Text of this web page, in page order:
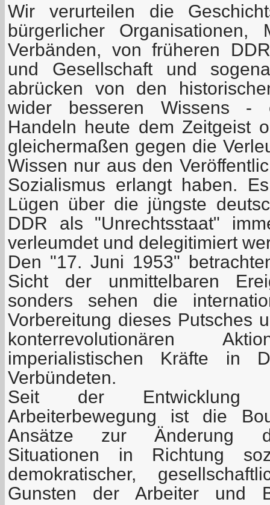
Wir verurteilen die
bürgerlicher Organisationen,
Verbänden, von früheren
und Gesellschaft und
abrücken von den
wider besseren Wissens -
Handeln heute dem Zeitgeist
gleichermaßen gegen die
Wissen nur aus den
Sozialismus erlangt haben.
Lügen über die jüngste
DDR als "Unrechtsstaat"
verleumdet und delegitimiert
Den "17. Juni 1953"
Sicht der unmittelbaren
sonders sehen die
Vorbereitung dieses Putsches
konterrevolutionären
imperialistischen Kräfte in
Verbündeten.
Seit der Entwicklung
Arbeiterbewegung ist die
Ansätze zur Änderung
Situationen in Richtung
demokratischer,
Gunsten der Arbeiter und